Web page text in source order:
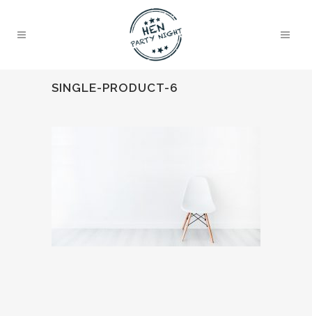
SINGLE-PRODUCT-6